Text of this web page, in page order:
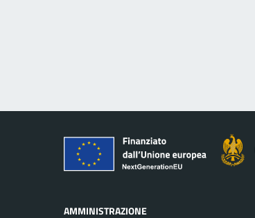
AMMINISTRAZIONE